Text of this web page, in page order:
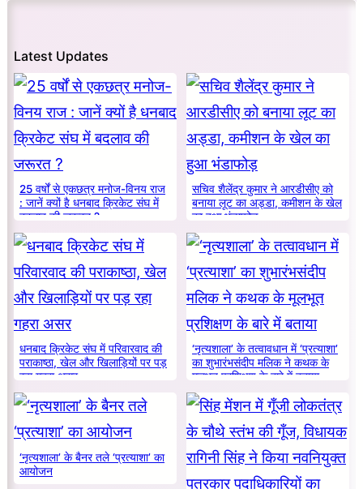
Latest Updates
25 वर्षों से एकछत्र मनोज-विनय राज
: जानें क्यों है धनबाद क्रिकेट संघ में
बदलाव की जरूरत ?
सचिव शैलेंद्र कुमार ने आरडीसीए को
बनाया लूट का अड्डा, कमीशन के खेल
का हुआ भंडाफोड़
धनबाद क्रिकेट संघ में परिवारवाद की
पराकाष्ठा, खेल और खिलाड़ियों पर पड़
रहा गहरा असर
‘नृत्यशाला’ के तत्वावधान में ‘प्रत्याशा’
का शुभारंभसंदीप मलिक ने कथक के
मूलभूत प्रशिक्षण के बारे में बताया
‘नृत्यशाला’ के बैनर तले ‘प्रत्याशा’ का
आयोजन